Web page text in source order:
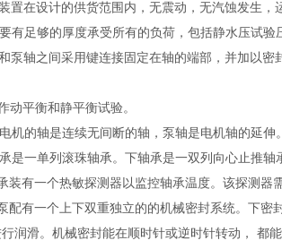
置在设计的供货范围内，无震动，无汽蚀发生，
有足够的厚度承受所有的负荷，包括静水压试验
泵轴之间采用键连接固定在轴的端部，并加以
动平衡和静平衡试验。
机的轴是连续无间断的轴，泵轴是电机轴的延伸
是一单列滚珠轴承。下轴承是一双列向心止推
装有一个热敏探测器以监控轴承温度。该探测器
配有一个上下双重独立的的机械密封系统。下
润滑。机械密封能在顺时针或逆时针转动， 都